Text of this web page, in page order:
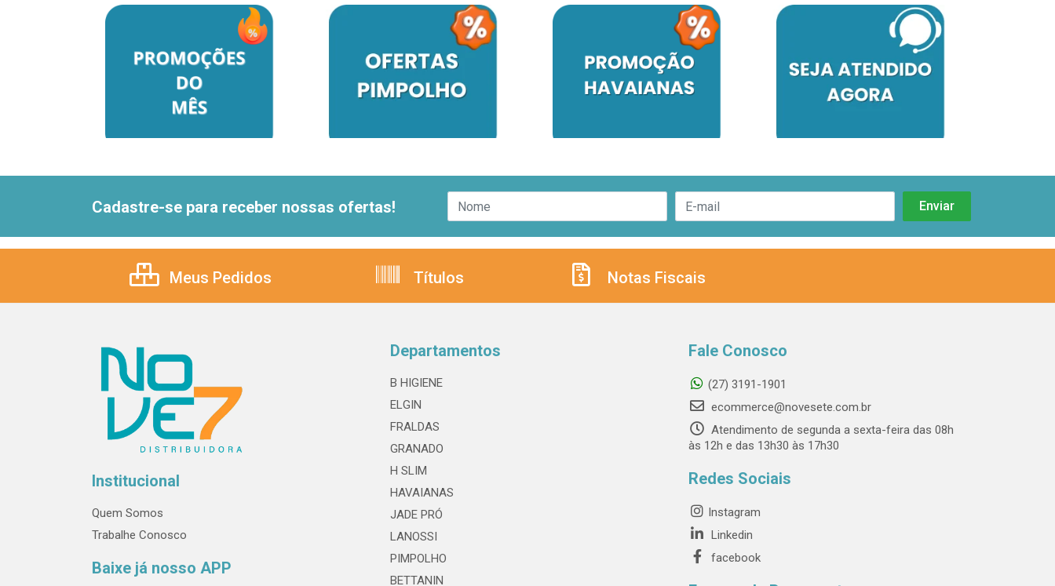
Cadastre-se para receber nossas ofertas!
Meus Pedidos Títulos Notas Fiscais
Institucional
Quem Somos
Trabalhe Conosco
Baixe já nosso APP
Departamentos
B HIGIENE
ELGIN
FRALDAS
GRANADO
H SLIM
HAVAIANAS
JADE PRÓ
LANOSSI
PIMPOLHO
BETTANIN
Fale Conosco
(27) 3191-1901
ecommerce@novesete.com.br
Atendimento de segunda a sexta-feira das 08h
às 12h e das 13h30 às 17h30
Redes Sociais
Instagram
Linkedin
facebook